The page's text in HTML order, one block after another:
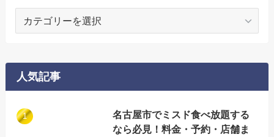
リ
ー
人気記事
名古屋市でミスド食べ放題する
なら必見！料金・予約・店舗ま